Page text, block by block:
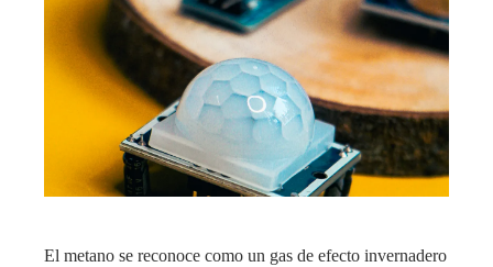
El metano se reconoce como un gas de efecto invernadero